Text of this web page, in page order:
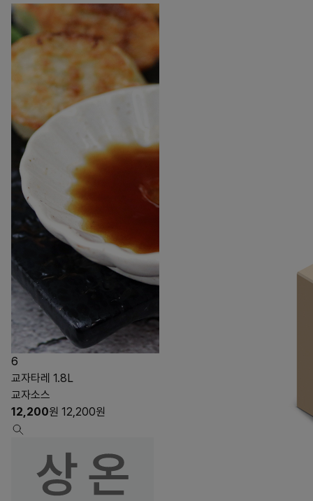
6
교자타레 1.8L
교자소스
12,200원 12,200원